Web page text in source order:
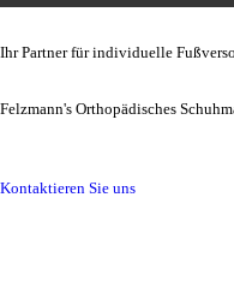
Ihr Partner für individuelle
Felzmann's Orthopädisches
Kontaktieren Sie uns